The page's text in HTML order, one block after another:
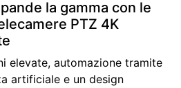
la gamma con le
PTZ 4K
elevate, automazione tramite
artificiale e un design